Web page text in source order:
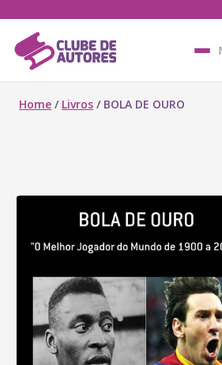
Home / Livros / BOLA DE OURO